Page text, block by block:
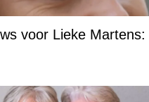
voor Lieke Martens: